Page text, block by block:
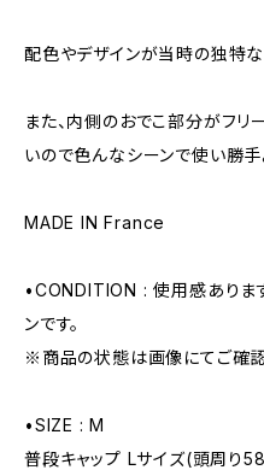
配色やデザインが当時の独特
また、内側のおでこ部分がフリ
いので色んなシーンで使い勝手
MADE IN France
•CONDITION : 使用感ありま
ンです。
※商品の状態は画像にてご確認
•SIZE : M
普段キャップ Lサイズ(頭周り